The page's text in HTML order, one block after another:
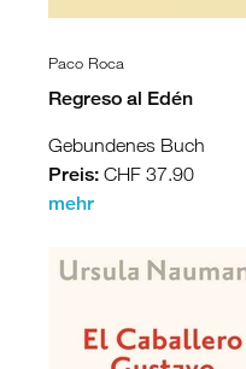
Türkei
Zypern
Griechenland
Türkei
Levante
Ägypten
Paco Roca
Regreso al Edén
Gebundenes Buch
Preis: CHF 37.90
mehr